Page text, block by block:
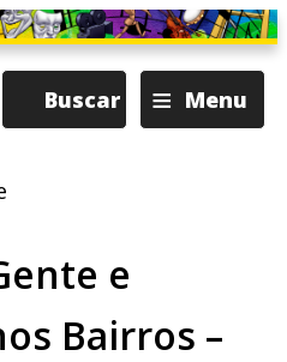
≡ Menu
Buscar
e
Bairros –